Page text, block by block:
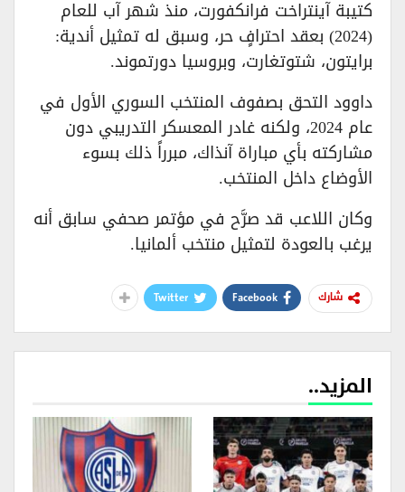
كتيبة آينتراخت فرانكفورت، منذ شهر آب للعام
(2024) بعقد احترافٍ حر، وسبق له تمثيل أندية:
برايتون، شتوتغارت، وبروسيا دورتموند.
داوود التحق بصفوف المنتخب السوري الأول في
عام 2024، ولكنه غادر المعسكر التدريبي دون
مشاركته بأي مباراة آنذاك، مبرراً ذلك بسوء
الأوضاع داخل المنتخب.
وكان اللاعب قد صرَّح في مؤتمر صحفي سابق أنه
يرغب بالعودة لتمثيل منتخب ألمانيا.
شارك Facebook
Twitter
المزيد..